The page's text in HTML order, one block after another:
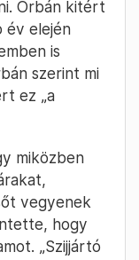
2025. February 22.
– 15:39
100 új
is, amik
a
de a
nélkül
Orbán kitért
év elején